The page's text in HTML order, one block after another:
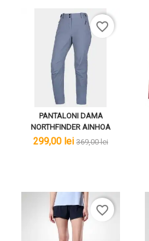
PANTALONI DAMA
NORTHFINDER AINHOA
lei
299,00 lei lei
369,00 lei
favorite_border
favorite_border